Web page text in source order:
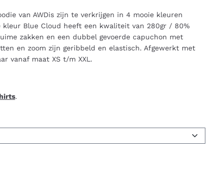
van AWDis zijn te verkrijgen in 4 mooie kleuren
kleur Blue Cloud heeft een kwaliteit van 280gr / 80%
zakken en een dubbel gevoerde capuchon met
en zoom zijn geribbeld en elastisch. Afgewerkt met
vanaf maat XS t/m XXL.
.